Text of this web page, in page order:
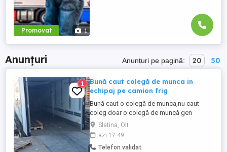
Promovat 1
Anunțuri Anunțuri pe pagină: 20 50
1
Bună caut colegă de munca in
echipaj pe camion frig
Bună caut o colegă de munca,nu caut
coleg doar o colegă de muncă gen
soferita de camion pe frig transport
international germania austrai si italia
Slatina, Olt
azi 17:49
Telefon validat